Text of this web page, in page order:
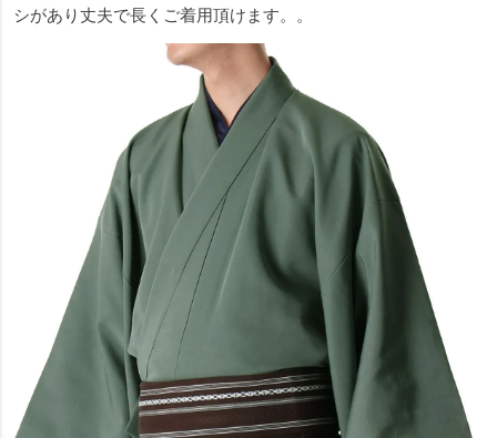
シがあり丈夫で長くご着用頂けます。。